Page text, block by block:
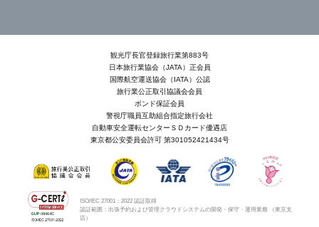
観光庁長官登録旅行業第883号
日本旅行業協会（JATA）正会員
国際航空運送協会（IATA）公認
旅行業公正取引協議会会員
ボンド保証会員
警視庁職員互助組合指定旅行会社
自動車安全運転センターＳＤカード優遇店
東京都公安委員会許可 第301052421434号
ISO/IEC 27001：2022 認証取得
認証範囲：出張予約および管理クラウドシステムの開発・保守・運用業務 （東京支
店）